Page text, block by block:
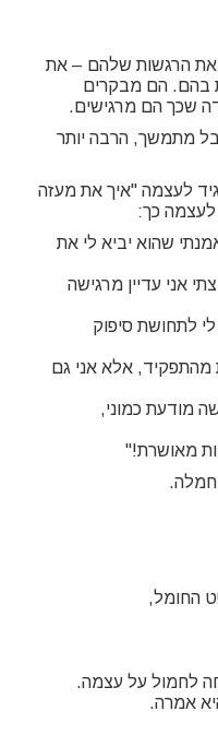
את הרגשות שלהם – את
בהם. הם מבקרים
שכך הם מרגישים.
מתמשך, הרבה יותר
לעצמה "איך את מעזה
לעצמה כך:
שהוא יביא לי את
אני עדיין מרגישה
לתחושת סיפוק
מהתפקיד, אלא אני גם
מודעת כמוני,
מאושרת!"
החומל,
לחמול על עצמה.
אמרה.